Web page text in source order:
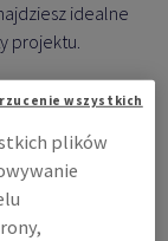
idealne
projektu.
plików
wszystkich